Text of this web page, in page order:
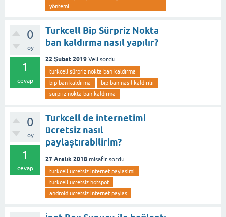
yöntemi
0
oy
1
cevap
Turkcell Bip Sürpriz Nokta
ban kaldırma nasıl yapılır?
22 Şubat 2019 Veli sordu
turkcell sürpriz nokta ban kaldırma
bip ban kaldırma
bip ban nasıl kaldırılır
surpriz nokta ban kaldirma
0
oy
1
cevap
Turkcell de internetimi
ücretsiz nasıl
paylaştırabilirim?
27 Aralık 2018 misafir sordu
turkcell ucretsiz internet paylasimi
turkcell ucretsiz hotspot
android ucretsiz internet paylas